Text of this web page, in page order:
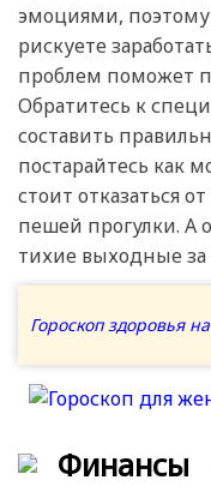
эмоциями,
рискуете
проблем поможет
Обратитесь к
составить
постарайтесь как
стоит отказаться
пешей прогулки. А
тихие выходные
Гороскоп здоровья
Финансы